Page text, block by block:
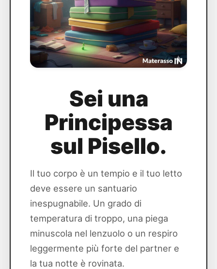
Sei una
Principessa
sul Pisello.
Il tuo corpo è un tempio e il tuo letto
deve essere un santuario
inespugnabile. Un grado di
temperatura di troppo, una piega
minuscola nel lenzuolo o un respiro
leggermente più forte del partner e
la tua notte è rovinata.